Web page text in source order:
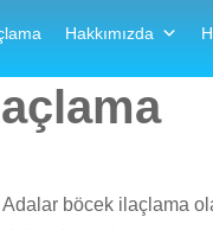
Hakkımızda
>Hizmet Bölgeleri
Adalar böcek ilaçlama